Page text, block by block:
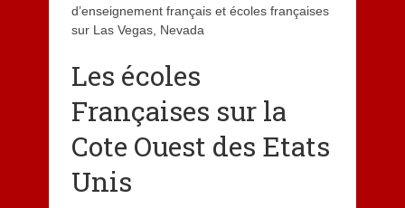
d’enseignement français et écoles françaises
sur Las Vegas, Nevada
Les écoles
Françaises sur la
Cote Ouest des Etats
Unis